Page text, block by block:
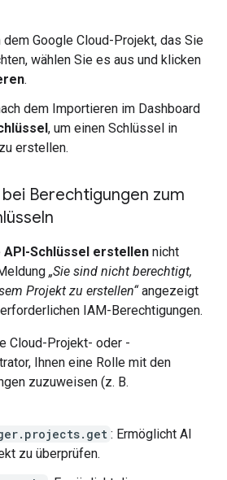
dem Google Cloud-Projekt, das Sie
wählen Sie es aus und klicken
.
dem Importieren im Dashboard
, um einen Schlüssel in
erstellen.
Berechtigungen zum
API-Schlüssel erstellen nicht
„Sie sind nicht berechtigt,
Projekt zu erstellen“angezeigt
IAM-Berechtigungen.
Cloud-Projekt- oder -
Ihnen eine Rolle mit den
zuzuweisen (z. B.
: Ermöglicht AI
zu überprüfen.